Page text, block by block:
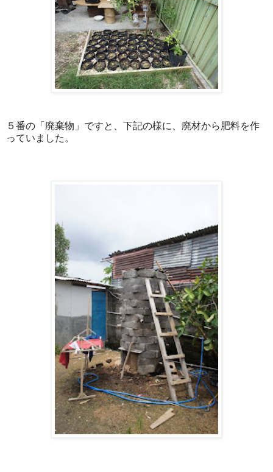
５番の「廃棄物」ですと、下記の様に、廃材から肥料を作
っていました。